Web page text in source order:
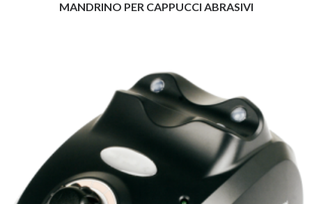
MANDRINO PER CAPPUCCI ABRASIVI